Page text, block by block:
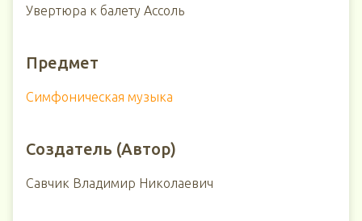
Увертюра к балету Ассоль
Предмет
Симфоническая музыка
Создатель (Автор)
Савчик Владимир Николаевич